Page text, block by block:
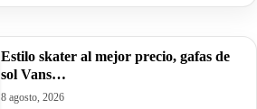
Estilo skater al mejor precio, gafas de
sol Vans…
8 agosto, 2026